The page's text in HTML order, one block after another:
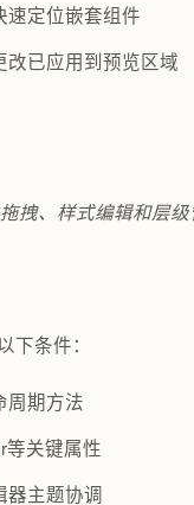
速定位嵌套组件
改已应用到预览区域
拽、样式编辑和层
条件：
周期方法
等关键属性
器主题协调